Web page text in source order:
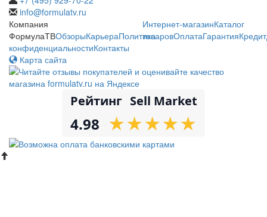
info@formulatv.ru
Компания
ФормулаТВОбзорыКарьераПолитика
конфиденциальностиКонтакты
Интернет-магазинКаталог
товаровОплатаГарантияКредит
Карта сайта
Рейтинг Sell Market
4.98 ★
★★
★★
★★
★★
★